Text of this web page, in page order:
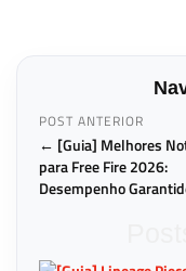
POST ANTERIOR
← [Guia] Melhores
para Free Fire 2026:
Desempenho